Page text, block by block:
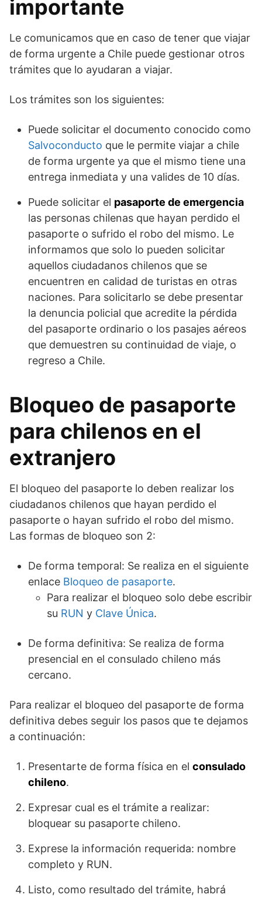
importante
Le comunicamos que en caso de tener que viajar
de forma urgente a Chile puede gestionar otros
trámites que lo ayudaran a viajar.
Los trámites son los siguientes:
Puede solicitar el documento conocido como
Salvoconducto que le permite viajar a chile
de forma urgente ya que el mismo tiene una
entrega inmediata y una valides de 10 días.
Puede solicitar el pasaporte de emergencia
las personas chilenas que hayan perdido el
pasaporte o sufrido el robo del mismo. Le
informamos que solo lo pueden solicitar
aquellos ciudadanos chilenos que se
encuentren en calidad de turistas en otras
naciones. Para solicitarlo se debe presentar
la denuncia policial que acredite la pérdida
del pasaporte ordinario o los pasajes aéreos
que demuestren su continuidad de viaje, o
regreso a Chile.
Bloqueo de pasaporte
para chilenos en el
extranjero
El bloqueo del pasaporte lo deben realizar los
ciudadanos chilenos que hayan perdido el
pasaporte o hayan sufrido el robo del mismo.
Las formas de bloqueo son 2:
De forma temporal: Se realiza en el siguiente
enlace Bloqueo de pasaporte.
Para realizar el bloqueo solo debe escribir
su RUN y Clave Única.
De forma definitiva: Se realiza de forma
presencial en el consulado chileno más
cercano.
Para realizar el bloqueo del pasaporte de forma
definitiva debes seguir los pasos que te dejamos
a continuación:
Presentarte de forma física en el consulado
chileno.
Expresar cual es el trámite a realizar:
bloquear su pasaporte chileno.
Exprese la información requerida: nombre
completo y RUN.
Listo, como resultado del trámite, habrá